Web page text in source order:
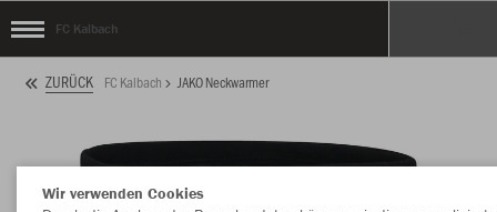
FC Kalbach
ZURÜCK FC Kalbach JAKO Neckwarmer
Wir verwenden Cookies